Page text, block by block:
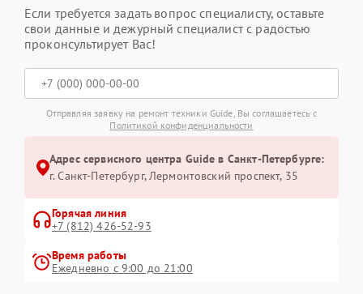
Если требуется задать вопрос специалисту, оставьте
свои данные и дежурный специалист с радостью
проконсультирует Вас!
Отправляя заявку на ремонт техники Guide, Вы соглашаетесь с
Политикой конфиденциальности
Адрес сервисного центра Guide в Санкт-Петербурге:
г. Санкт-Петербург, Лермонтовский проспект, 35
Горячая линия
+7 (812) 426-52-93
Время работы
Ежедневно с 9:00 до 21:00